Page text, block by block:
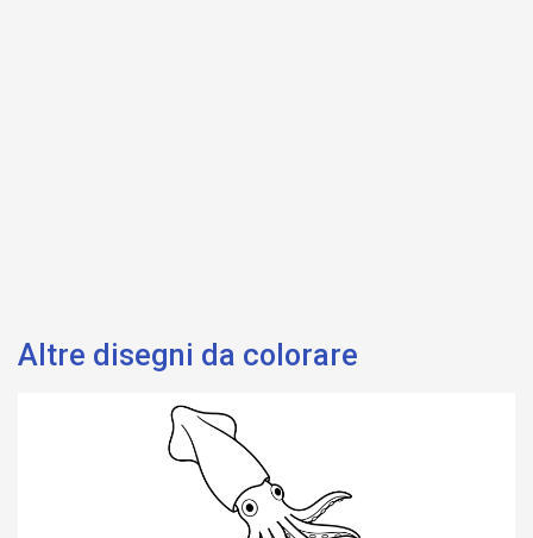
Altre disegni da colorare